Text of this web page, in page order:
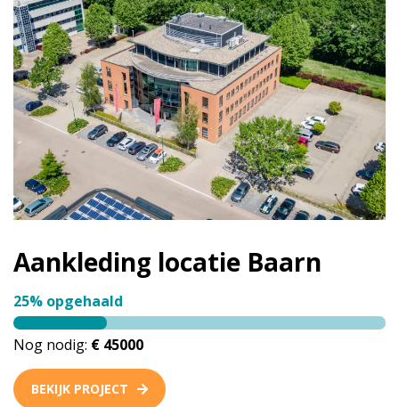
Aankleding locatie Baarn
25% opgehaald
Nog nodig: € 45000
BEKIJK PROJECT